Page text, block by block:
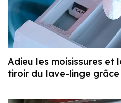
Adieu les moisissures et
tiroir du lave-linge